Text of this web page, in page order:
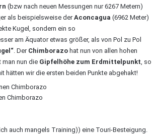
(bzw nach neuen Messungen nur 6267 Metern)
als beispielsweise derAconcagua (6962 Meter)
Kugel, sondern ein so
am Äquator etwas größer, als von Pol zu Pol
. Der Chimborazo hat nun von allen hohen
man nun die Gipfelhöhe zum Erdmittelpunkt, so
hätten wir die ersten beiden Punkte abgehakt!
Chimborazo
auch mangels Training)) eine Touri-Besteigung.